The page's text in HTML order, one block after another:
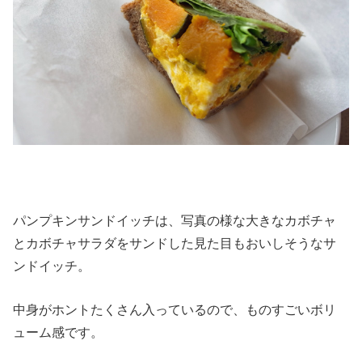
パンプキンサンドイッチは、写真の様な大きなカボチャ
とカボチャサラダをサンドした見た目もおいしそうなサ
ンドイッチ。
中身がホントたくさん入っているので、ものすごいボリ
ューム感です。